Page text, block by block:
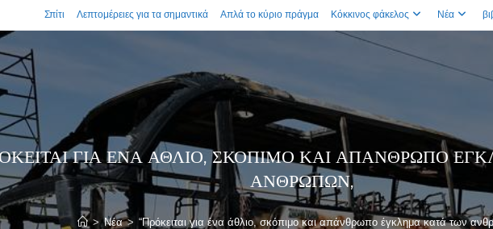
Σπίτι Λεπτομέρειες για τα σημαντικά Απλά το κύριο πράγμα Κόκκινος φάκελος Νέα
ΓΙΑ ΈΝΑ ΆΘΛΙΟ, ΣΚΌΠΙΜΟ ΚΑΙ ΑΠΆΝΘΡΩΠΟ
ΑΝΘΡΏΠΩΝ,
> Νέα > “Πρόκειται για ένα άθλιο, σκόπιμο και απάνθρωπο έγκλημα κατά των